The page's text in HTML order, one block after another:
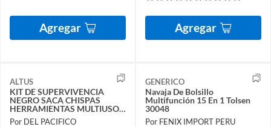
Agregar Agregar
ALTUS
KIT DE SUPERVIVENCIA
NEGRO SACA CHISPAS
HERRAMIENTAS MULTIUSOS
SILBATO - ALTUS
Por DEL PACIFICO
GENERICO
Navaja De Bolsillo
Multifunción 15 En 1 Tolsen
30048
Por FENIX IMPORT PERU